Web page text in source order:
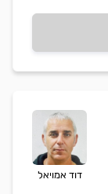
דוד אמויאל